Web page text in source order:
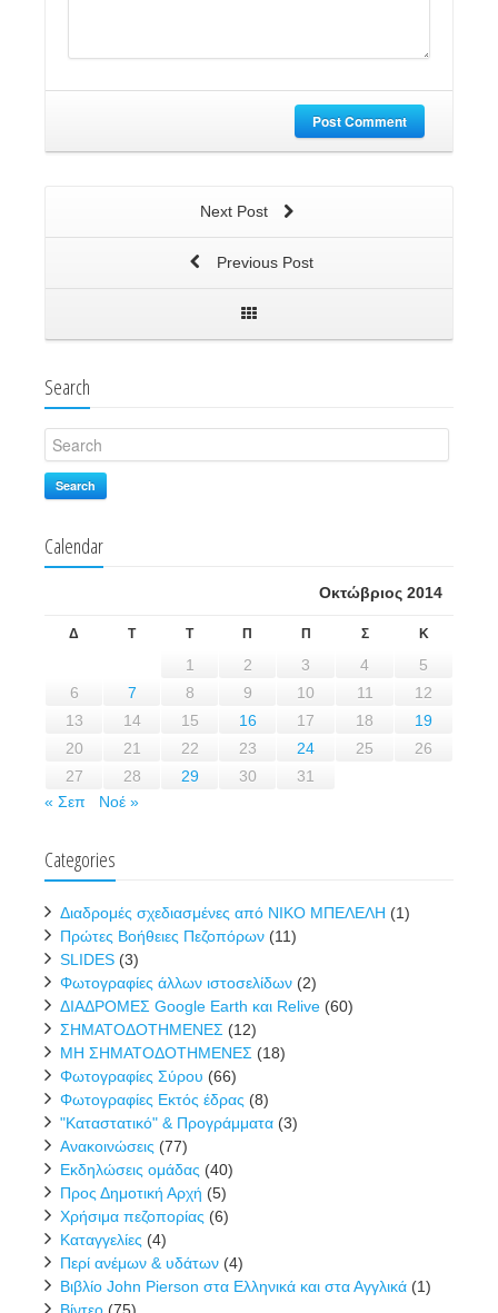
Post Comment
Next Post
Previous Post
Search
Search
Calendar
Οκτώβριος 2014
Δ Τ Τ Π Π Σ Κ
1 2 3 4
5
6
7 8 9 10 11
12
13
14 15 16 17 18
19
20
21 22 23 24 25
26
27
28 29 30
31
« Σεπ
Νοέ »
Categories
Διαδρομές σχεδιασμένες από ΝΙΚΟ ΜΠΕΛΕΛΗ (1)
Πρώτες Βοήθειες Πεζοπόρων (11)
SLIDES (3)
Φωτογραφίες άλλων ιστοσελίδων (2)
ΔΙΑΔΡΟΜΕΣ Google Earth και Relive (60)
ΣΗΜΑΤΟΔΟΤΗΜΕΝΕΣ (12)
ΜΗ ΣΗΜΑΤΟΔΟΤΗΜΕΝΕΣ (18)
Φωτογραφίες Σύρου (66)
Φωτογραφίες Εκτός έδρας (8)
"Καταστατικό" & Προγράμματα (3)
Ανακοινώσεις (77)
Εκδηλώσεις ομάδας (40)
Προς Δημοτική Αρχή (5)
Χρήσιμα πεζοπορίας (6)
Καταγγελίες (4)
Περί ανέμων & υδάτων (4)
Βιβλίο John Pierson στα Ελληνικά και στα Αγγλικά (1)